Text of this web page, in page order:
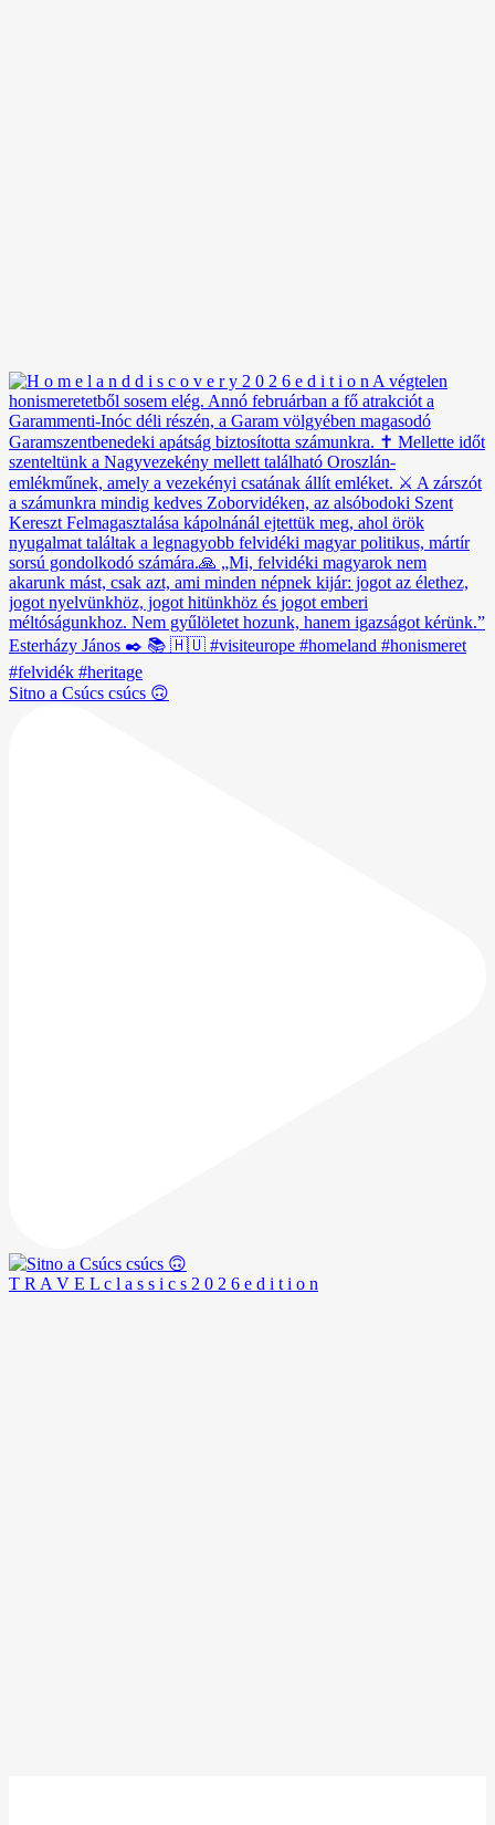
Sitno a Csúcs csúcs 🙃
T R A V E L c l a s s i c s 2 0 2 6 e d i t i o n